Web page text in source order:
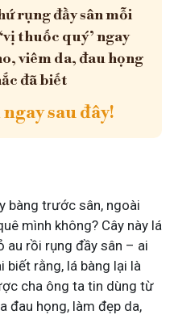
rụng đầy sân mỗi
thuốc quý’ ngay
viêm da, đau họng
đã biết
sau đây!
bàng trước sân, ngoài
mình không? Cây này lá
au rồi rụng đầy sân – ai
biết rằng, lá bàng lại là
cha ông ta tin dùng từ
đau họng, làm đẹp da,